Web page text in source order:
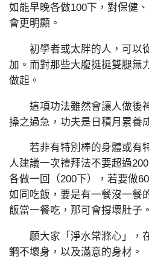
如能早晚各做100下，對保健
會更明顯。
初學者或太胖的人，可以
加。而對那些大腹挺挺雙腿無
做起。
這項功法雖然會讓人做後
操之過急，功夫是日積月累養
若非有特別棒的身體或有
人建議一次禮拜法不要超過
各做一回（200下），若要做
如同吃飯，要是有一餐沒一餐
飯當一餐吃，那可會撐壞肚子。
願大家「淨水常滌心」，
鋼不壞身，以及滿意的身材。